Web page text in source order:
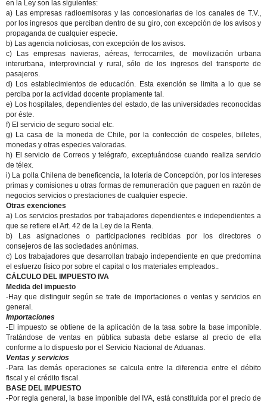
en la Ley son las siguientes:
a) Las empresas radioemisoras y las concesionarias de los canales de T.V.,
por los ingresos que perciban dentro de su giro, con excepción de los avisos y
propaganda de cualquier especie.
b) Las agencia noticiosas, con excepción de los avisos.
c) Las empresas navieras, aéreas, ferrocarriles, de movilización urbana
interurbana, interprovincial y rural, sólo de los ingresos del transporte de
pasajeros.
d) Los establecimientos de educación. Esta exención se limita a lo que se
perciba por la actividad docente propiamente tal.
e) Los hospitales, dependientes del estado, de las universidades reconocidas
por éste.
f) El servicio de seguro social etc.
g) La casa de la moneda de Chile, por la confección de cospeles, billetes,
monedas y otras especies valoradas.
h) El servicio de Correos y telégrafo, exceptuándose cuando realiza servicio
de télex.
i) La polla Chilena de beneficencia, la lotería de Concepción, por los intereses
primas y comisiones u otras formas de remuneración que paguen en razón de
negocios servicios o prestaciones de cualquier especie.
Otras exenciones
a) Los servicios prestados por trabajadores dependientes e independientes a
que se refiere el Art. 42 de la Ley de la Renta.
b) Las asignaciones o participaciones recibidas por los directores o
consejeros de las sociedades anónimas.
c) Los trabajadores que desarrollan trabajo independiente en que predomina
el esfuerzo físico por sobre el capital o los materiales empleados..
CÁLCULO DEL IMPUESTO IVA
Medida del impuesto
-Hay que distinguir según se trate de importaciones o ventas y servicios en
general.
Importaciones
-El impuesto se obtiene de la aplicación de la tasa sobre la base imponible.
Tratándose de ventas en pública subasta debe estarse al precio de ella
conforme a lo dispuesto por el Servicio Nacional de Aduanas.
Ventas y servicios
-Para las demás operaciones se calcula entre la diferencia entre el débito
fiscal y el crédito fiscal.
BASE DEL IMPUESTO
-Por regla general, la base imponible del IVA, está constituida por el precio de